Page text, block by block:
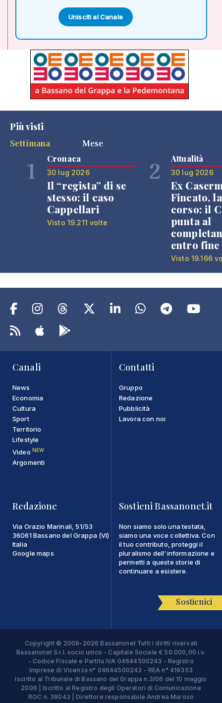
Unisciti al Canale
Più visti
Settimana
Mese
1 Cronaca
30 lug 2026
Il “regista” di se
stesso: il caso
Cappellari
Visto 19.211 volte
2 Attualità
30 lug 2026
Ex
Fincato,
corso: il
punta al
entro fine
Visto 19.166
Canali
News
Economia
Cultura
Sport
Territorio
Lifestyle
Video NEW
Argomenti
Contatti
Gruppo
Redazione
Pubblicità
Lavora con noi
Redazione
Via Orazio Marinali, 51/53
36061 Bassano del Grappa (VI)
Italia
Google maps
Sostieni Bassanonet.it
Non siamo solo una testata,
siamo una voce collettiva. Con
il tuo contributo, proteggi il
pluralismo dell'informazione e
permetti a queste storie di
continuare a esistere.
Sostienici
Copyright © 2009-2026 Bassanonet Tutti i diritti riservati
Bassanonet S.r.l. socio unico - Capitale Sociale € 50.000,00 i.v.
- Codice Fiscale e Partita IVA 04644500243 - Registro
Imprese di Vicenza n° 04644500243 - REA n° 419353
Iscritto al Tribunale di Bassano del Grappa n.3/06 del 10 maggio
2006 | Iscritto al Registro degli Operatori di Comunicazione
ROC n. 39043 | Direttore responsabile Andrea Maroso